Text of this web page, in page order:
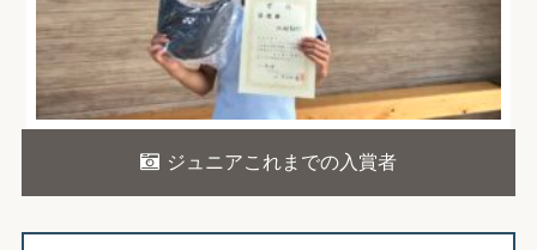
ジュニアこれまでの入賞者